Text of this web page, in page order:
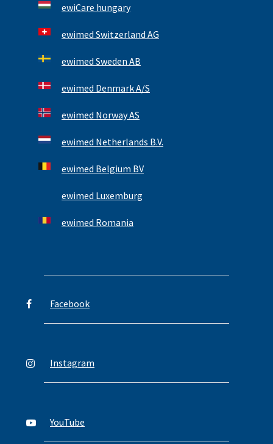
ewiCare hungary
ewimed Switzerland AG
ewimed Sweden AB
ewimed Denmark A/S
ewimed Norway AS
ewimed Netherlands B.V.
ewimed Belgium BV
ewimed Luxemburg
ewimed Romania
Facebook
Instagram
YouTube